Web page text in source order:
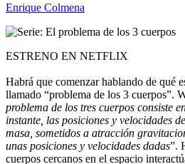
Enrique Colmena
ESTRENO EN NETFLIX
Habrá que comenzar hablando de qué
llamado “problema de los 3 cuerpos”.
problema de los tres cuerpos consiste
instante, las posiciones y velocidades
masa, sometidos a atracción
unas posiciones y velocidades dadas”.
cuerpos cercanos en el espacio